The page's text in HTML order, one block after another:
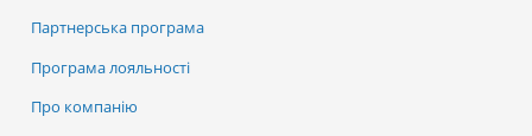
Партнерська програма
Програма лояльності
Про компанію